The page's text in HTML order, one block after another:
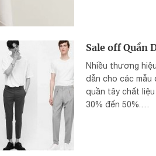
Sale off Quần
Nhiều thương
dẫn cho các mẫu
quần tây chất
30% đến 50%.